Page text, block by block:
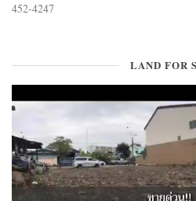
452-4247
LAND FOR